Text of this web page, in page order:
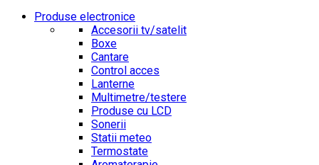
Produse electronice
Accesorii tv/satelit
Boxe
Cantare
Control acces
Lanterne
Multimetre/testere
Produse cu LCD
Sonerii
Statii meteo
Termostate